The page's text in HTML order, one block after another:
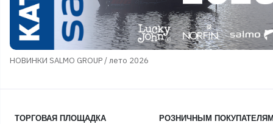
НОВИНКИ SALMO GROUP / лето 2026
ТОРГОВАЯ ПЛОЩАДКА РОЗНИЧНЫМ